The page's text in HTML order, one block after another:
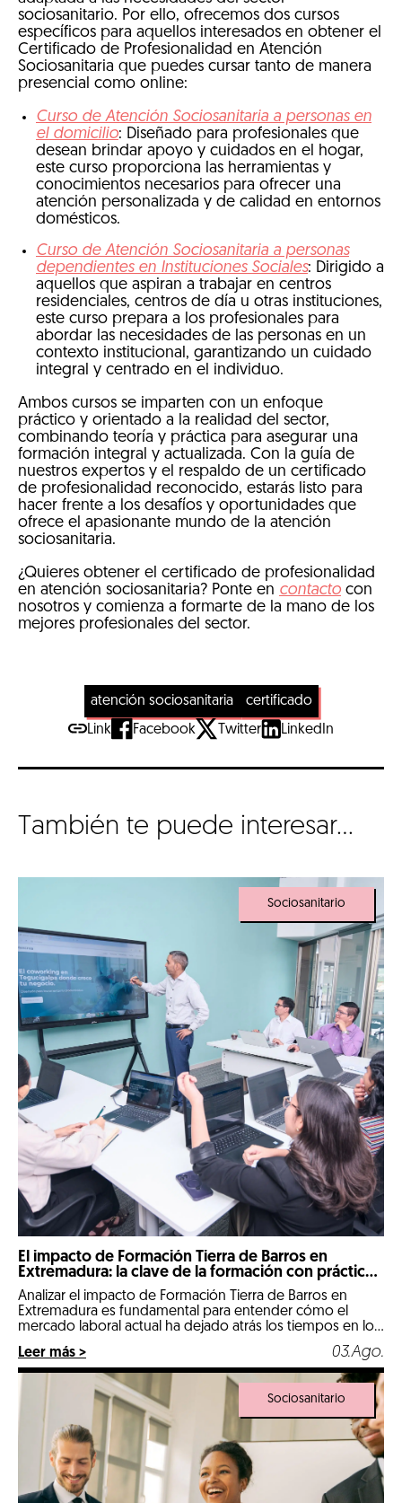
sociosanitario. Por ello, ofrecemos dos cursos
específicos para aquellos interesados en obtener el
Certificado de Profesionalidad en Atención
Sociosanitaria que puedes cursar tanto de manera
presencial como online:
Curso de Atención Sociosanitaria a personas en
el domicilio: Diseñado para profesionales que
desean brindar apoyo y cuidados en el hogar,
este curso proporciona las herramientas y
conocimientos necesarios para ofrecer una
atención personalizada y de calidad en entornos
domésticos.
Curso de Atención Sociosanitaria a personas
dependientes en Instituciones Sociales: Dirigido a
aquellos que aspiran a trabajar en centros
residenciales, centros de día u otras instituciones,
este curso prepara a los profesionales para
abordar las necesidades de las personas en un
contexto institucional, garantizando un cuidado
integral y centrado en el individuo.
Ambos cursos se imparten con un enfoque
práctico y orientado a la realidad del sector,
combinando teoría y práctica para asegurar una
formación integral y actualizada. Con la guía de
nuestros expertos y el respaldo de un certificado
de profesionalidad reconocido, estarás listo para
hacer frente a los desafíos y oportunidades que
ofrece el apasionante mundo de la atención
sociosanitaria.
¿Quieres obtener el certificado de profesionalidad
en atención sociosanitaria? Ponte en contacto con
nosotros y comienza a formarte de la mano de los
mejores profesionales del sector.
atención sociosanitaria
certificado
Link
Facebook Twitter LinkedIn
También te puede interesar...
Sociosanitario
El impacto de Formación Tierra de Barros en
Extremadura: la clave de la formación con prácticas
reales
Analizar el impacto de Formación Tierra de Barros en
Extremadura es fundamental para entender cómo el
mercado laboral actual ha dejado atrás los tiempos en los
que un expediente puramente teórico abría las puertas
de las mejores empresas. Llegados a 2026, nos
encontramos en un escenario hipercompetitivo, marcado
por la digitalización de la industria y […]
Leer más > 03.Ago.
Sociosanitario